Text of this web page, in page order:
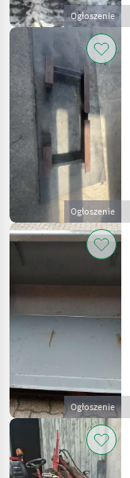
Ogłoszenie
Ogłoszenie
Ogłoszenie